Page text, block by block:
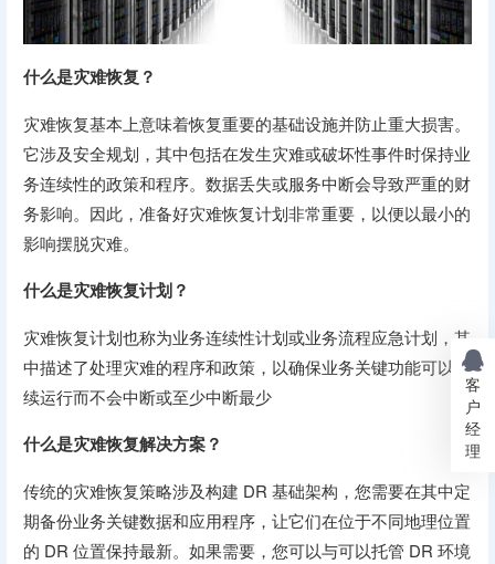
什么是灾难恢复？
灾难恢复基本上意味着恢复重要的基础设施并防止重大损害。
它涉及安全规划，其中包括在发生灾难或破坏性事件时保持业
务连续性的政策和程序。数据丢失或服务中断会导致严重的财
务影响。因此，准备好灾难恢复计划非常重要，以便以最小的
影响摆脱灾难。
什么是灾难恢复计划？
灾难恢复计划也称为业务连续性计划或业务流程应急计划，其
中描述了处理灾难的程序和政策，以确保业务关键功能可以继
续运行而不会中断或至少中断最少
什么是灾难恢复解决方案？
传统的灾难恢复策略涉及构建 DR 基础架构，您需要在其中定
期备份业务关键数据和应用程序，让它们在位于不同地理位置
的 DR 位置保持最新。如果需要，您可以与可以托管 DR 环境
客
户
经
理